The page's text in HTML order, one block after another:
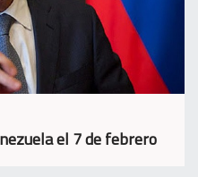
el 7 de febrero